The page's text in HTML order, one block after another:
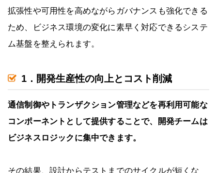
拡張性や可用性を高めながらガバナンスも強化できる
ため、ビジネス環境の変化に素早く対応できるシステ
ム基盤を整えられます。
1．開発生産性の向上とコスト削減
通信制御やトランザクション管理などを再利用可能な
コンポーネントとして提供することで、開発チームは
ビジネスロジックに集中できます。
その結果、設計からテストまでのサイクルが短くな